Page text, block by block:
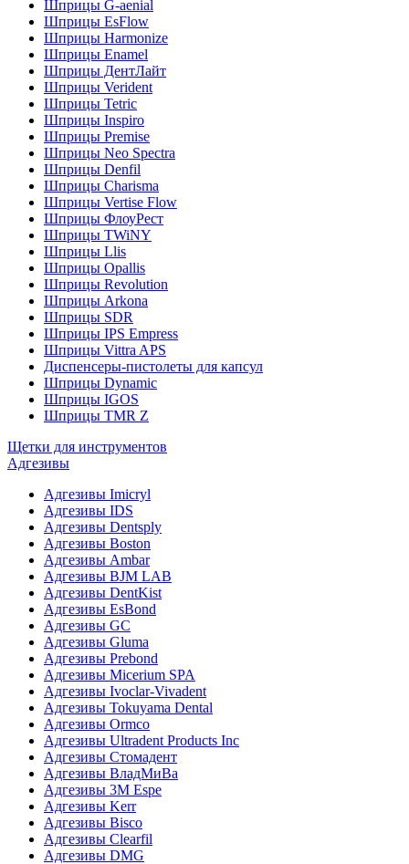
Шприцы G-aenial
Шприцы EsFlow
Шприцы Harmonize
Шприцы Enamel
Шприцы ДентЛайт
Шприцы Verident
Шприцы Tetric
Шприцы Inspiro
Шприцы Premise
Шприцы Neo Spectra
Шприцы Denfil
Шприцы Charisma
Шприцы Vertise Flow
Шприцы ФлоуРест
Шприцы TWiNY
Шприцы Llis
Шприцы Opallis
Шприцы Revolution
Шприцы Arkona
Шприцы SDR
Шприцы IPS Empress
Шприцы Vittra APS
Диспенсеры-пистолеты для капсул
Шприцы Dynamic
Шприцы IGOS
Шприцы TMR Z
Щетки для инструментов
Адгезивы
Адгезивы Imicryl
Адгезивы IDS
Адгезивы Dentsply
Адгезивы Boston
Адгезивы Ambar
Адгезивы BJM LAB
Адгезивы DentKist
Адгезивы EsBond
Адгезивы GC
Адгезивы Gluma
Адгезивы Prebond
Адгезивы Micerium SPA
Адгезивы Ivoclar-Vivadent
Адгезивы Tokuyama Dental
Адгезивы Ormco
Адгезивы Ultradent Products Inc
Адгезивы Стомадент
Адгезивы ВладМиВа
Адгезивы 3M Espe
Адгезивы Kerr
Адгезивы Bisco
Адгезивы Clearfil
Адгезивы DMG